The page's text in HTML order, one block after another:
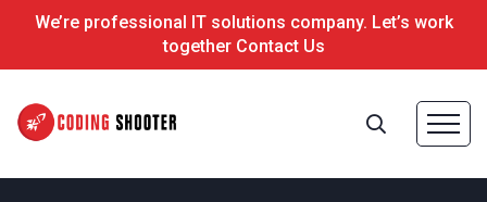
We’re professional IT solutions company. Let’s work
together Contact Us